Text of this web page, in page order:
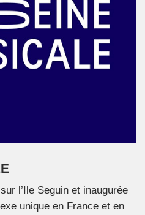
l’Ile Seguin et inaugurée
unique en France et en